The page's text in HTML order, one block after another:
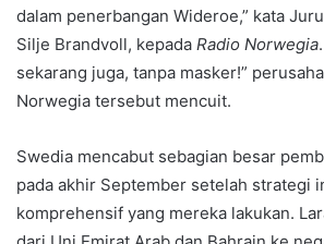
dalam penerbangan Wideroe,” kata
Silje Brandvoll, kepada Radio Norwegia
sekarang juga, tanpa masker!”
Norwegia tersebut mencuit.
Swedia mencabut sebagian besar
pada akhir September setelah strategi
komprehensif yang mereka lakukan.